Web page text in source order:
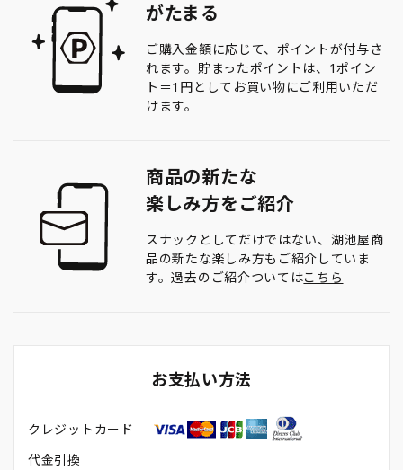
がたまる
ご購入金額に応じて、ポイントが付与さ
れます。貯まったポイントは、1ポイン
ト＝1円としてお買い物にご利用いただ
けます。
商品の新たな
楽しみ方をご紹介
スナックとしてだけではない、湖池屋商
品の新たな楽しみ方もご紹介していま
す。過去のご紹介ついてはこちら
お支払い方法
クレジットカード
代金引換